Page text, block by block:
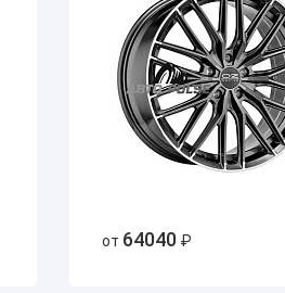
от 64040 ₽